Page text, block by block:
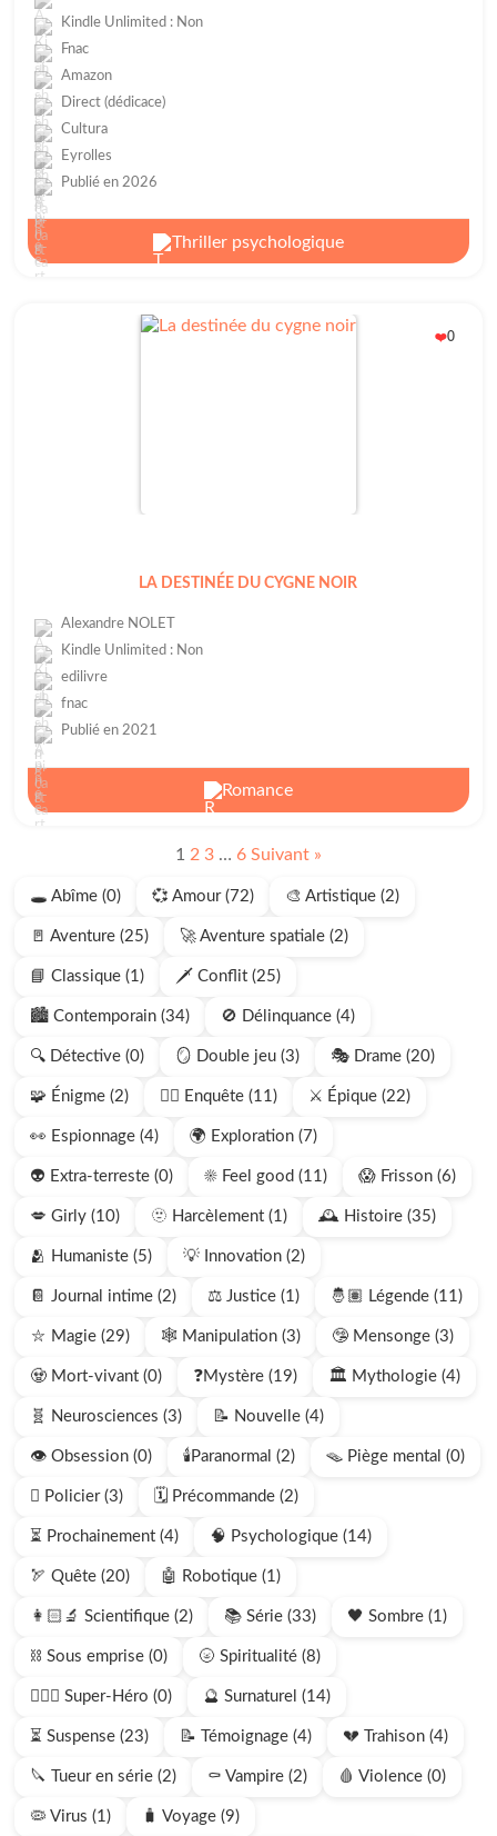
Kindle Unlimited : Non
Fnac
Amazon
Direct (dédicace)
Cultura
Eyrolles
Publié en 2026
Thriller psychologique
❤️0
LA DESTINÉE DU CYGNE NOIR
Alexandre NOLET
Kindle Unlimited : Non
edilivre
fnac
Publié en 2021
Romance
1 2 3 … 6 Suivant »
🕳️ Abîme (0) 💞 Amour (72) 🎨 Artistique (2)
🚪 Aventure (25) 🚀 Aventure spatiale (2)
📘 Classique (1) 🗡️ Conflit (25)
🏙️ Contemporain (34) 🚫 Délinquance (4)
🔍 Détective (0) 🪞 Double jeu (3) 🎭 Drame (20)
🧩 Énigme (2) 🕵🏻 Enquête (11) ⚔️ Épique (22)
👀 Espionnage (4) 🌍 Exploration (7)
👽 Extra-terreste (0) ☀️ Feel good (11) 😱 Frisson (6)
💋 Girly (10) 🫥 Harcèlement (1) 🕰️ Histoire (35)
🫂 Humaniste (5) 💡 Innovation (2)
📔 Journal intime (2) ⚖️ Justice (1) 🤴🏽 Légende (11)
⛥ Magie (29) 🕸️ Manipulation (3) 🤥 Mensonge (3)
🧟 Mort-vivant (0) ❓Mystère (19) 🏛️ Mythologie (4)
🧬 Neurosciences (3) 📝 Nouvelle (4)
👁️ Obsession (0) 🕯️Paranormal (2) 🪤 Piège mental (0)
🫆 Policier (3) 🗓️ Précommande (2)
⏳ Prochainement (4) 🧠 Psychologique (14)
🏹 Quête (20) 🤖 Robotique (1)
👩🏻‍🔬 Scientifique (2) 📚 Série (33) 🖤 Sombre (1)
⛓️ Sous emprise (0) 🌝 Spiritualité (8)
🦸🏻‍♂️ Super-Héro (0) 🔮 Surnaturel (14)
⏳ Suspense (23) 📝 Témoignage (4) 💔 Trahison (4)
🔪 Tueur en série (2) ⚰️ Vampire (2) 🩸 Violence (0)
🦠 Virus (1) 🧳 Voyage (9)